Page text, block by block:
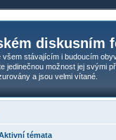
diskusním
stávajícím i budoucím
jedinečnou možnost jej svými
a jsou velmi vítané.
témata